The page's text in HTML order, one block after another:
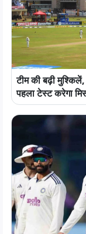
टीम की बढ़ी
पहला टेस्ट करेगा